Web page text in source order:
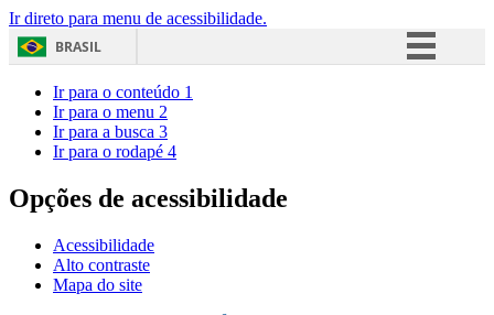
Ir direto para menu de acessibilidade.
BRASIL
Acesso à informação
Ir para o conteúdo 1
Ir para o menu 2
Ir para a busca 3
Ir para o rodapé 4
Opções de acessibilidade
Acessibilidade
Alto contraste
Mapa do site